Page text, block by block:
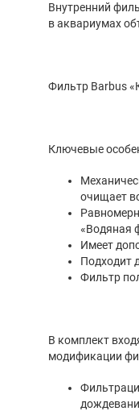
Внутренний фильтр BARBUS WP-117F «Кристалл»
Ключевые
Механическая фильтрация
очищает
Равномерно распределяет
«Водяная
Подходит
Фильтр
В комплект входят 3 сменные насадки,
модификации